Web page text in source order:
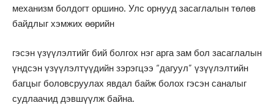
механизм болдогт оршино. Улс орнууд засаглалын төлөв
байдлыг хэмжих өөрийн
гэсэн үзүүлэлтийг бий болгох нэг арга зам бол засаглалын
үндсэн үзүүлэлтүүдийн зэрэгцээ “дагуул” үзүүлэлтийн
багцыг боловсруулах явдал байж болох гэсэн саналыг
судлаачид дэвшүүлж байна.